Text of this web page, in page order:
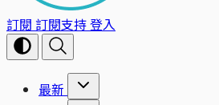
訂閱 訂閱支持登入
最新